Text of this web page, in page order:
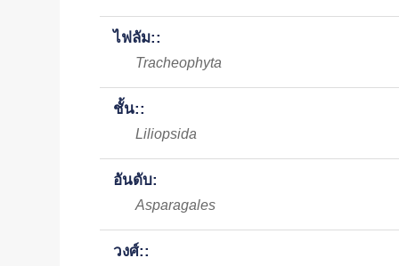
ไฟลัม::
Tracheophyta
ชั้น::
Liliopsida
อันดับ:
Asparagales
วงศ์::